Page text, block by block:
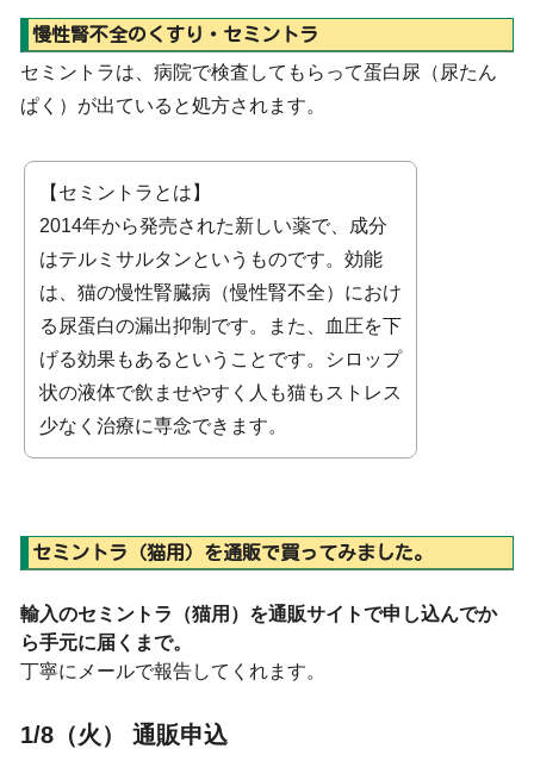
慢性腎不全のくすり・セミントラ
セミントラは、病院で検査してもらって蛋白尿（尿たん
ぱく）が出ていると処方されます。
【セミントラとは】
2014年から発売された新しい薬で、成分
はテルミサルタンというものです。効能
は、猫の慢性腎臓病（慢性腎不全）におけ
る尿蛋白の漏出抑制です。また、血圧を下
げる効果もあるということです。シロップ
状の液体で飲ませやすく人も猫もストレス
少なく治療に専念できます。
セミントラ（猫用）を通販で買ってみました。
輸入のセミントラ（猫用）を通販サイトで申し込んでか
ら手元に届くまで。
丁寧にメールで報告してくれます。
1/8（火） 通販申込